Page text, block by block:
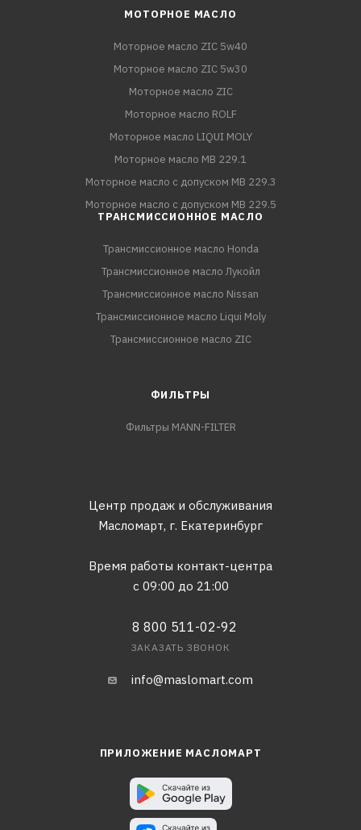
МОТОРНОЕ МАСЛО
Моторное масло ZIC 5w40
Моторное масло ZIC 5w30
Моторное масло ZIC
Моторное масло ROLF
Моторное масло LIQUI MOLY
Моторное масло MB 229.1
Моторное масло с допуском MB 229.3
Моторное масло с допуском MB 229.5
ТРАНСМИССИОННОЕ МАСЛО
Трансмиссионное масло Honda
Трансмиссионное масло Лукойл
Трансмиссионное масло Nissan
Трансмиссионное масло Liqui Moly
Трансмиссионное масло ZIC
ФИЛЬТРЫ
Фильтры MANN-FILTER
Центр продаж и обслуживания
Масломарт, г. Екатеринбург
Время работы контакт-центра
с 09:00 до 21:00
8 800 511-02-92
ЗАКАЗАТЬ ЗВОНОК
info@maslomart.com
ПРИЛОЖЕНИЕ МАСЛОМАРТ